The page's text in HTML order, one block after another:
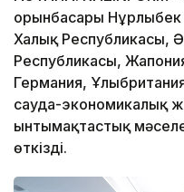
орынбасары Нұрлыбек
Халық Республикасы,
Республикасы,
Германия,
сауда-экономикалық
ынтымақтастық
өткізді.